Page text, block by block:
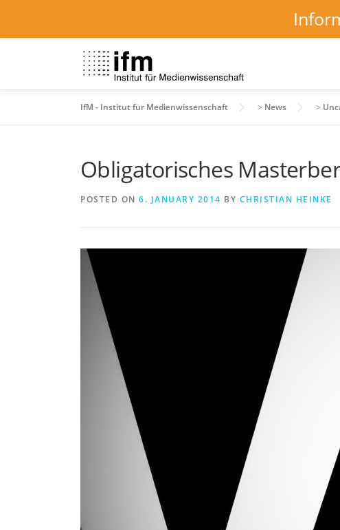
IfM - Institut für Medienwissenschaft > News >
Obligatorisches
POSTED ON 6. JANUARY 2014 BY CHRISTIAN HEINKE